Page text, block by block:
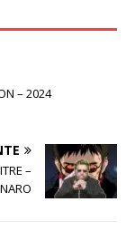
– 2024
–